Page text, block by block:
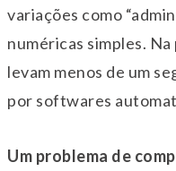
variações como
numéricas simples.
levam menos de um
por softwares
Um problema de